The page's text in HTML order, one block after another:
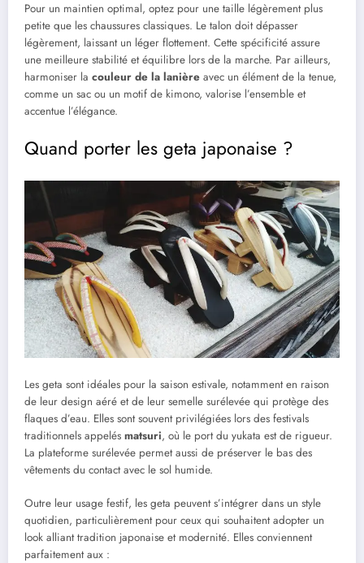
Pour un maintien optimal, optez pour une taille légèrement plus
petite que les chaussures classiques. Le talon doit dépasser
légèrement, laissant un léger flottement. Cette spécificité assure
une meilleure stabilité et équilibre lors de la marche. Par ailleurs,
harmoniser la couleur de la lanière avec un élément de la tenue,
comme un sac ou un motif de kimono, valorise l’ensemble et
accentue l’élégance.
Quand porter les geta japonaise ?
Les geta sont idéales pour la saison estivale, notamment en raison
de leur design aéré et de leur semelle surélevée qui protège des
flaques d’eau. Elles sont souvent privilégiées lors des festivals
traditionnels appelés matsuri, où le port du yukata est de rigueur.
La plateforme surélevée permet aussi de préserver le bas des
vêtements du contact avec le sol humide.
Outre leur usage festif, les geta peuvent s’intégrer dans un style
quotidien, particulièrement pour ceux qui souhaitent adopter un
look alliant tradition japonaise et modernité. Elles conviennent
parfaitement aux :